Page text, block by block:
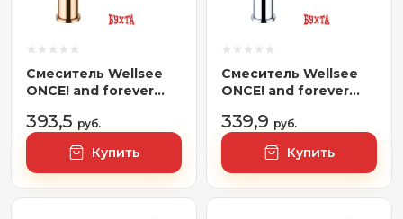
Смеситель Wellsee
ONCE! and forever
отдельностоящий
(розовое золото)
393,5 руб.
Купить
Смеситель Wellsee
ONCE! and forever
отдельностоящий
(хром)
339,9 руб.
Купить